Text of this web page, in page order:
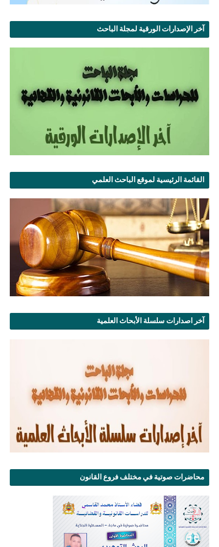
آخر الإصدارات الورقية لمجلة الباحث
القائمة الرئيسية لموقع الباحث العلمي
آخر اصدارات سلسلة الأبحاث العلمية
محاضرات صوتية في مختلف فروع القانون